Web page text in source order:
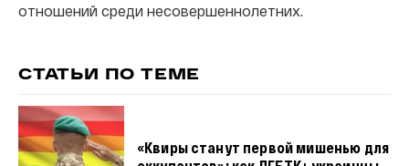
отношений среди несовершеннолетних.
СТАТЬИ ПО ТЕМЕ
«Квиры станут первой мишенью для